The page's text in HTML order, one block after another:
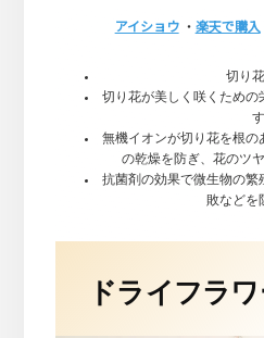
アイショウ・ 楽天で購入
切り
切り花が美しく咲くための
す
無機イオンが切り花を根の
の乾燥を防ぎ、花のツ
抗菌剤の効果で微生物の繁
敗などを
ドライフラ